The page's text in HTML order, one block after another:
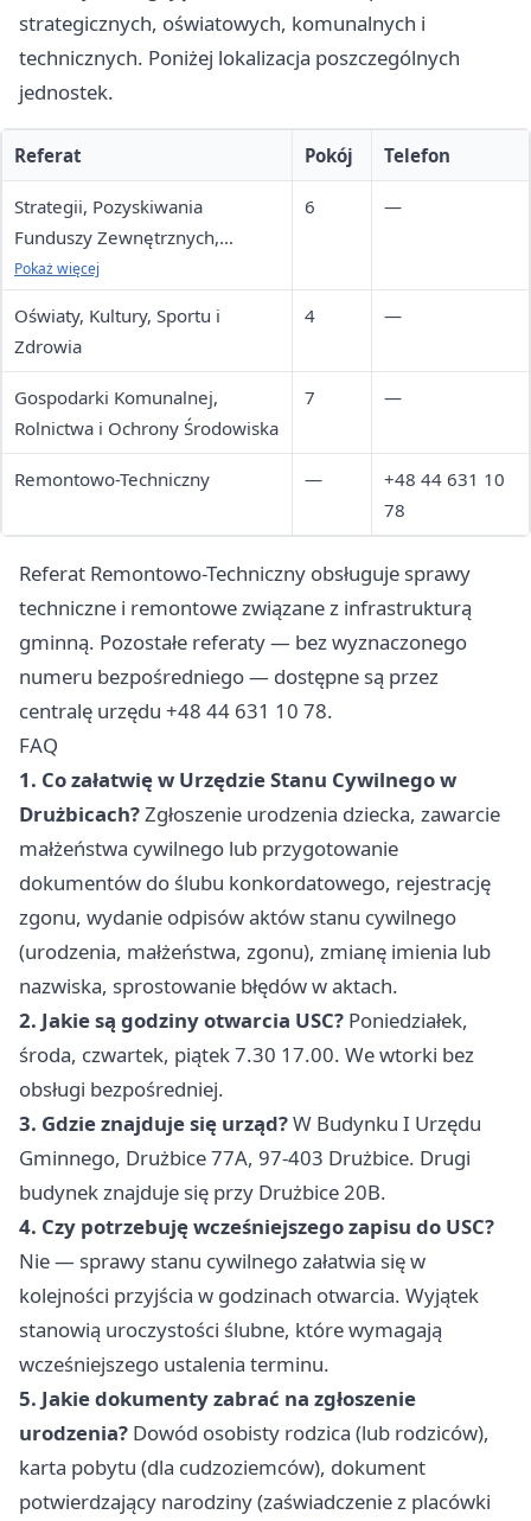
strategicznych, oświatowych, komunalnych i
technicznych. Poniżej lokalizacja poszczególnych
jednostek.
Referat Pokój Telefon
Strategii, Pozyskiwania
Funduszy Zewnętrznych,
Zamówień Publicznych,
Przestrzennej
Pokaż więcej
6 —
Oświaty, Kultury, Sportu i
Zdrowia
4 —
Gospodarki Komunalnej,
Rolnictwa i Ochrony Środowiska
7 —
Remontowo-Techniczny —
+48 44 631 10
78
Referat Remontowo-Techniczny obsługuje sprawy
techniczne i remontowe związane z infrastrukturą
gminną. Pozostałe referaty — bez wyznaczonego
numeru bezpośredniego — dostępne są przez
centralę urzędu +48 44 631 10 78.
FAQ
1. Co załatwię w Urzędzie Stanu Cywilnego w
Drużbicach?Zgłoszenie urodzenia dziecka, zawarcie
małżeństwa cywilnego lub przygotowanie
dokumentów do ślubu konkordatowego, rejestrację
zgonu, wydanie odpisów aktów stanu cywilnego
(urodzenia, małżeństwa, zgonu), zmianę imienia lub
nazwiska, sprostowanie błędów w aktach.
2. Jakie są godziny otwarcia USC? Poniedziałek,
środa, czwartek, piątek 7.30 17.00. We wtorki bez
obsługi bezpośredniej.
3. Gdzie znajduje się urząd?W Budynku I Urzędu
Gminnego, Drużbice 77A, 97-403 Drużbice. Drugi
budynek znajduje się przy Drużbice 20B.
4. Czy potrzebuję wcześniejszego zapisu do USC?
Nie — sprawy stanu cywilnego załatwia się w
kolejności przyjścia w godzinach otwarcia. Wyjątek
stanowią uroczystości ślubne, które wymagają
wcześniejszego ustalenia terminu.
5. Jakie dokumenty zabrać na zgłoszenie
urodzenia? Dowód osobisty rodzica (lub rodziców),
karta pobytu (dla cudzoziemców), dokument
potwierdzający narodziny (zaświadczenie z placówki